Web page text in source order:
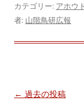
カテゴリー: アホウ
者: 山階鳥研広報
投
← 過去の投稿